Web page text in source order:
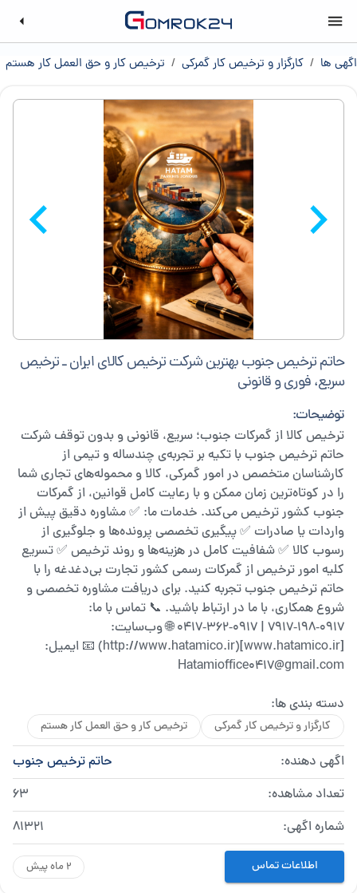
اگهی ها / کارگزار و ترخیص کار گمرکی / ترخیص کار و حق العمل کار هستم
حاتم ترخیص جنوب بهترین شرکت ترخیص کالای ایران ـ ترخیص
سریع، فوری و قانونی
توضیحات:
ترخیص کالا از گمرکات جنوب؛ سریع، قانونی و بدون توقف شرکت
حاتم ترخیص جنوب با تکیه بر تجربه‌ی چندساله و تیمی از
کارشناسان متخصص در امور گمرکی، کالا و محموله‌های تجاری شما
را در کوتاه‌ترین زمان ممکن و با رعایت کامل قوانین، از گمرکات
جنوب کشور ترخیص می‌کند. خدمات ما: ✅ مشاوره دقیق پیش از
واردات یا صادرات ✅ پیگیری تخصصی پرونده‌ها و جلوگیری از
رسوب کالا ✅ شفافیت کامل در هزینه‌ها و روند ترخیص ✅ تسریع
کلیه امور ترخیص از گمرکات رسمی کشور تجارت بی‌دغدغه را با
حاتم ترخیص جنوب تجربه کنید. برای دریافت مشاوره تخصصی و
شروع همکاری، با ما در ارتباط باشید. 📞 تماس با ما:
0917‑198‑7917 | 0917‑362‑0417 🌐 وب‌سایت:
[www.hatamico.ir](http://www.hatamico.ir) 📧 ایمیل:
Hatamioffice0417@gmail.com
دسته بندی ها:
کارگزار و ترخیص کار گمرکی ترخیص کار و حق العمل کار هستم
اگهی دهنده:
حاتم ترخیص جنوب
تعداد مشاهده:
63
شماره اگهی:
81321
اطلاعات تماس 2 ماه پیش